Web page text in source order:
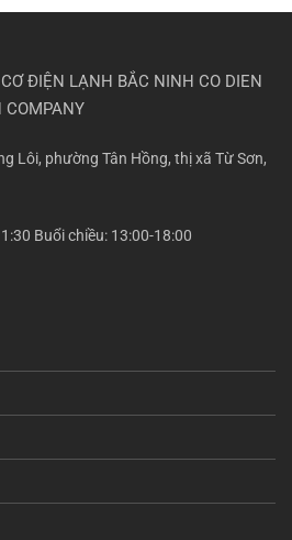
ĐIỆN LẠNH BẮC NINH CO DIEN
Lôi, phường Tân Hồng, thị xã Từ Sơn,
Buổi chiều: 13:00-18:00